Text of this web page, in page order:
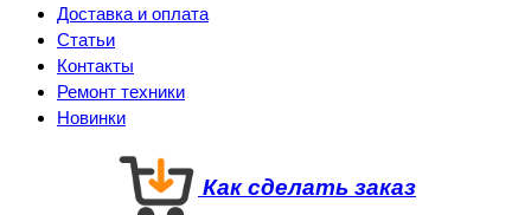
Доставка и оплата
Статьи
Контакты
Ремонт техники
Новинки
Как сделать заказ